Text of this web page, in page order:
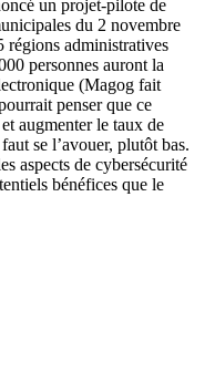
un projet-pilote de
du 2 novembre
régions administratives
personnes auront la
(Magog fait
penser que ce
augmenter le taux de
se l’avouer, plutôt bas.
aspects de cybersécurité
bénéfices que le